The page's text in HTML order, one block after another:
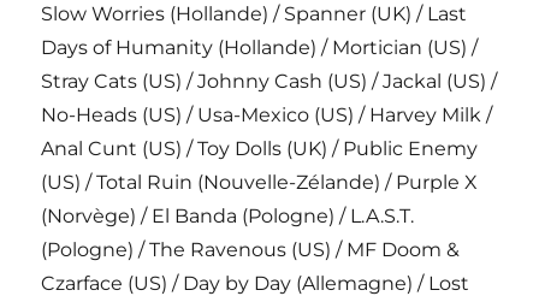
Slow Worries (Hollande) / Spanner (UK) / Last
Days of Humanity (Hollande) / Mortician (US) /
Stray Cats (US) / Johnny Cash (US) / Jackal (US) /
No-Heads (US) / Usa-Mexico (US) / Harvey Milk /
Anal Cunt (US) / Toy Dolls (UK) / Public Enemy
(US) / Total Ruin (Nouvelle-Zélande) / Purple X
(Norvège) / El Banda (Pologne) / L.A.S.T.
(Pologne) / The Ravenous (US) / MF Doom &
Czarface (US) / Day by Day (Allemagne) / Lost